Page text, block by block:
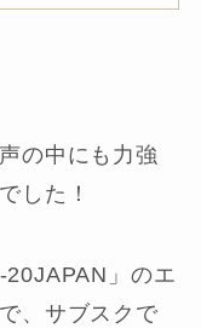
の中にも力強
した！
」のエ
、サブスクで